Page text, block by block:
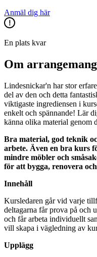
Anmäl dig här
En plats kvar
Om
Lindesnickar'n har stor
del av den och detta
viktigaste ingrediensen i
enkelt och spännande! Lär
känna olika material genom
Bra material, god teknik
arbete. Även en bra kurs
mindre möbler och
för att bygga, renovera
Innehåll
Kursledaren går vid varje
deltagarna får prova på och
och får arbeta individuellt
vill skapa i vägledning av
Upplägg